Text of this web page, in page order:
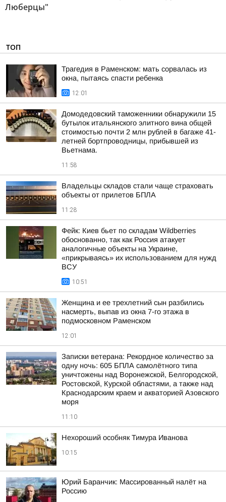
Люберцы"
ТОП
Трагедия в Раменском: мать сорвалась из
окна, пытаясь спасти ребенка
12:01
Домодедовский таможенники обнаружили 15
бутылок итальянского элитного вина общей
стоимостью почти 2 млн рублей в багаже 41-
летней бортпроводницы, прибывшей из
Вьетнама.
11:58
Владельцы складов стали чаще страховать
объекты от прилетов БПЛА
11:28
Фейк: Киев бьет по складам Wildberries
обоснованно, так как Россия атакует
аналогичные объекты на Украине,
«прикрываясь» их использованием для нужд
ВСУ
10:51
Женщина и ее трехлетний сын разбились
насмерть, выпав из окна 7-го этажа в
подмосковном Раменском
12:01
Записки ветерана: Рекордное количество за
одну ночь: 605 БПЛА самолётного типа
уничтожены над Воронежской, Белгородской,
Ростовской, Курской областями, а также над
Краснодарским краем и акваторией Азовского
моря
11:10
Нехороший особняк Тимура Иванова
10:15
Юрий Баранчик: Массированный налёт на
Россию